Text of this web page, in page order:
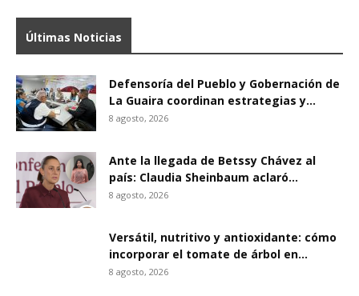
Últimas Noticias
Defensoría del Pueblo y Gobernación de
La Guaira coordinan estrategias y...
8 agosto, 2026
Ante la llegada de Betssy Chávez al
país: Claudia Sheinbaum aclaró...
8 agosto, 2026
Versátil, nutritivo y antioxidante: cómo
incorporar el tomate de árbol en...
8 agosto, 2026